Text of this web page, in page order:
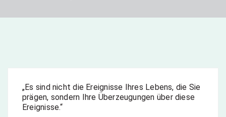
„Es sind nicht die Ereignisse Ihres Lebens, die Sie
prägen, sondern Ihre Überzeugungen über diese
Ereignisse.“